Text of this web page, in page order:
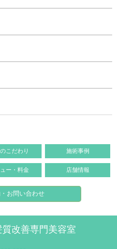
こだわり 施術事例
ー・料金 店舗情報
お問い合わせ
改善専門美容室